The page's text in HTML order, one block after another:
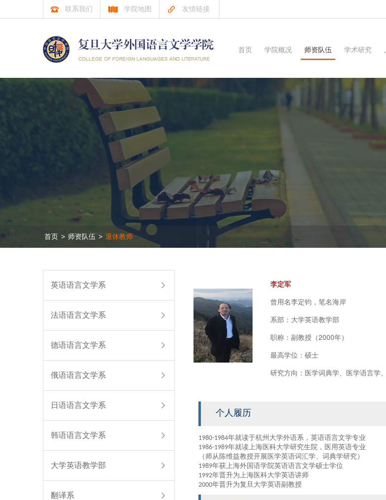
联系我们 学院地图 友情链接
首页 学院概况 师资队伍 学术研究
首页 > 师资队伍 > 退休教师
英语语言文学系
法语语言文学系
德语语言文学系
俄语语言文学系
日语语言文学系
韩语语言文学系
大学英语教学部
翻译系
李定军
曾用名李定钧，笔名海岸
系部：大学英语教学部
职称：副教授（2000年）
最高学位：硕士
研究方向：医学词典学、医学语言学
个人履历
1980-1984年就读于杭州大学外语系，英语语言文学专业
1986-1989年就读上海医科大学研究生院，医用英语专业
（ 师从陈维益教授开展医学英语词汇学、词典学研究）
1989年获上海外国语学院英语语言文学硕士学位
1992年晋升为上海医科大学英语讲师
2000年晋升为复旦大学英语副教授